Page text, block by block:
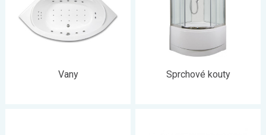
Vany Sprchové kouty